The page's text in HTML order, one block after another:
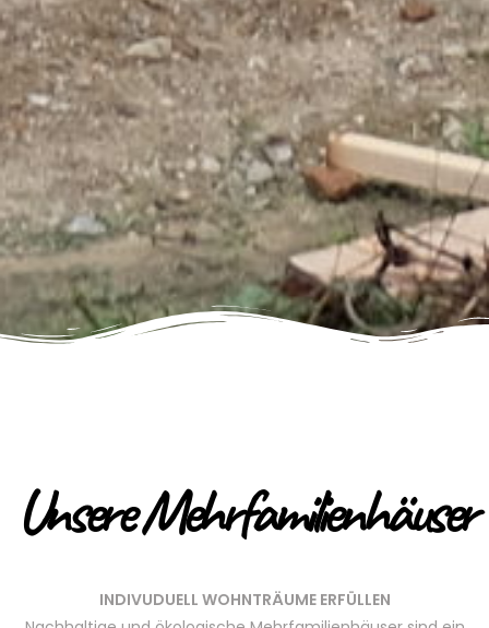
Unsere Mehrfamilienhäuser
INDIVUDUELL WOHNTRÄUME ERFÜLLEN